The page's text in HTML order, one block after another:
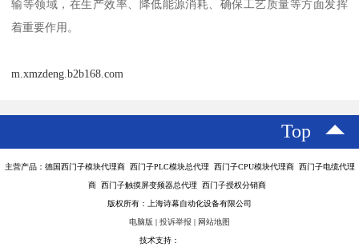
输等领域，在生产效率、降低能源消耗、确保工艺质量等方面发挥
着重要作用。
m.xmzdeng.b2b168.com
Top
主营产品：德国西门子模块代理商 西门子PLC模块总代理 西门子CPU模块代理商 西门子电缆代理
商 西门子触摸屏变频器总代理 西门子授权分销商
版权所有：上海诗幕自动化设备有限公司
电脑版 | 投诉举报 | 网站地图
技术支持：